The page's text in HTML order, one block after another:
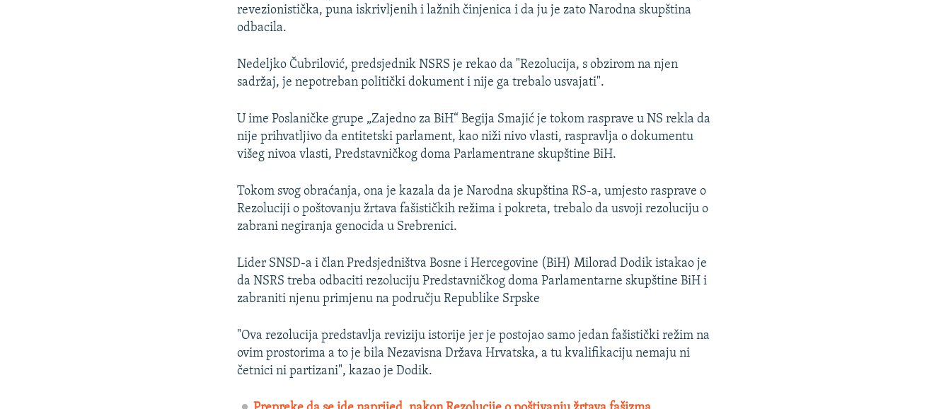
revezionistička, puna iskrivljenih i lažnih činjenica i da ju je zato Narodna skupština
odbacila.
Nedeljko Čubrilović, predsjednik NSRS je rekao da "Rezolucija, s obzirom na njen
sadržaj, je nepotreban politički dokument i nije ga trebalo usvajati".
U ime Poslaničke grupe „Zajedno za BiH“ Begija Smajić je tokom rasprave u NS rekla da
nije prihvatljivo da entitetski parlament, kao niži nivo vlasti, raspravlja o dokumentu
višeg nivoa vlasti, Predstavničkog doma Parlamentrane skupštine BiH.
Tokom svog obraćanja, ona je kazala da je Narodna skupština RS-a, umjesto rasprave o
Rezoluciji o poštovanju žrtava fašističkih režima i pokreta, trebalo da usvoji rezoluciju o
zabrani negiranja genocida u Srebrenici.
Lider SNSD-a i član Predsjedništva Bosne i Hercegovine (BiH) Milorad Dodik istakao je
da NSRS treba odbaciti rezoluciju Predstavničkog doma Parlamentarne skupštine BiH i
zabraniti njenu primjenu na području Republike Srpske
"Ova rezolucija predstavlja reviziju istorije jer je postojao samo jedan fašistički režim na
ovim prostorima a to je bila Nezavisna Država Hrvatska, a tu kvalifikaciju nemaju ni
četnici ni partizani", kazao je Dodik.